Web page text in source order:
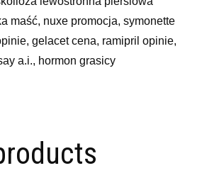
maść, nuxe promocja, symonette
gelacet cena, ramipril opinie,
a.i., hormon grasicy